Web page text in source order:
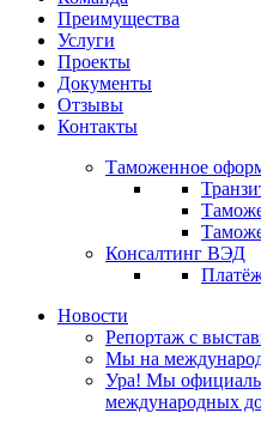
Преимущества
Услуги
Проекты
Документы
Отзывы
Контакты
Таможенное
Консалтинг ВЭД
Новости
Репортаж с
Мы на
Ура! Мы
международных